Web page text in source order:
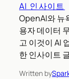
AI 인사이트
OpenAI와 뉴
용자 데이터
고 이것이 AI
한 인사이트
Written by